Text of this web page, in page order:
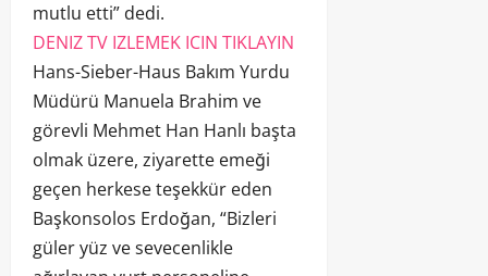
mutlu etti” dedi.
DENIZ TV IZLEMEK ICIN TIKLAYIN
Hans-Sieber-Haus Bakım Yurdu
Müdürü Manuela Brahim ve
görevli Mehmet Han Hanlı başta
olmak üzere, ziyarette emeği
geçen herkese teşekkür eden
Başkonsolos Erdoğan, “Bizleri
güler yüz ve sevecenlikle